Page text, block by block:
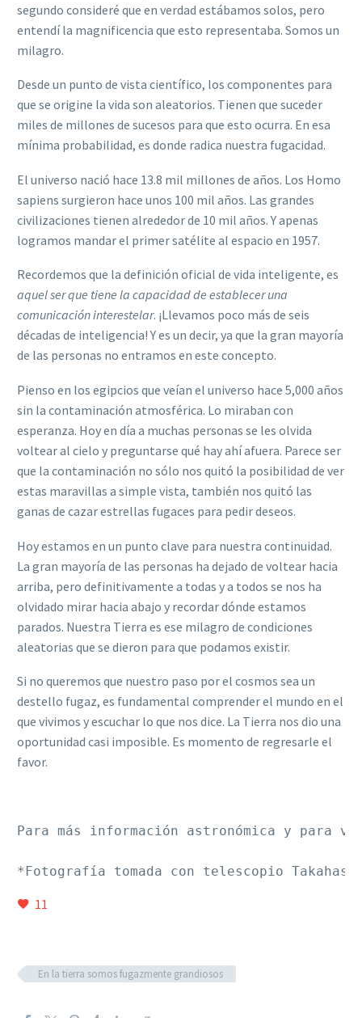
segundo consideré que en verdad estábamos solos, pero
entendí la magnificencia que esto representaba. Somos un
milagro.
Desde un punto de vista científico, los componentes para
que se origine la vida son aleatorios. Tienen que suceder
miles de millones de sucesos para que esto ocurra. En esa
mínima probabilidad, es donde radica nuestra fugacidad.
El universo nació hace 13.8 mil millones de años. Los Homo
sapiens surgieron hace unos 100 mil años. Las grandes
civilizaciones tienen alrededor de 10 mil años. Y apenas
logramos mandar el primer satélite al espacio en 1957.
Recordemos que la definición oficial de vida inteligente, es
aquel ser que tiene la capacidad de establecer una
comunicación interestelar. ¡Llevamos poco más de seis
décadas de inteligencia! Y es un decir, ya que la gran mayoría
de las personas no entramos en este concepto.
Pienso en los egipcios que veían el universo hace 5,000 años
sin la contaminación atmosférica. Lo miraban con
esperanza. Hoy en día a muchas personas se les olvida
voltear al cielo y preguntarse qué hay ahí afuera. Parece ser
que la contaminación no sólo nos quitó la posibilidad de ver
estas maravillas a simple vista, también nos quitó las
ganas de cazar estrellas fugaces para pedir deseos.
Hoy estamos en un punto clave para nuestra continuidad.
La gran mayoría de las personas ha dejado de voltear hacia
arriba, pero definitivamente a todas y a todos se nos ha
olvidado mirar hacia abajo y recordar dónde estamos
parados. Nuestra Tierra es ese milagro de condiciones
aleatorias que se dieron para que podamos existir.
Si no queremos que nuestro paso por el cosmos sea un
destello fugaz, es fundamental comprender el mundo en el
que vivimos y escuchar lo que nos dice. La Tierra nos dio una
oportunidad casi imposible. Es momento de regresarle el
favor.
Para más información astronómica y para
*Fotografía tomada con telescopio
11
En la tierra somos fugazmente grandiosos